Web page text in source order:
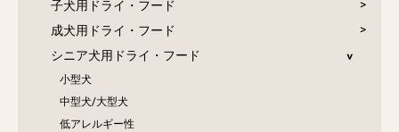
子犬用ドライ・フード
成犬用ドライ・フード
シニア犬用ドライ・フード
小型犬
中型犬/大型犬
低アレルギー性